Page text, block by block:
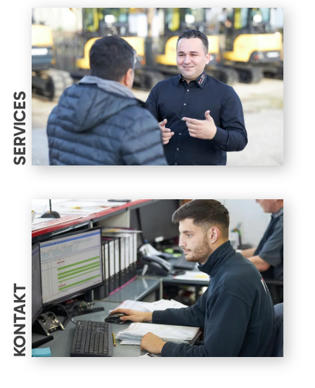
SERVICES
KONTAKT